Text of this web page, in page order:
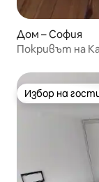
Дом – София
Покривът на
Избор на
Избор на